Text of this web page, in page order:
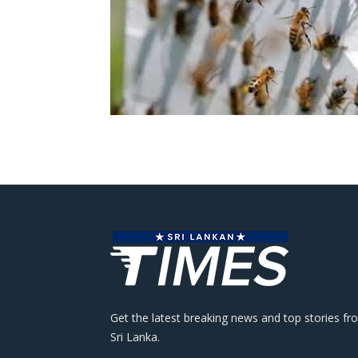
Get the latest breaking news and top stories
Sri Lanka.